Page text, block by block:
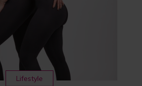
Lifestyle